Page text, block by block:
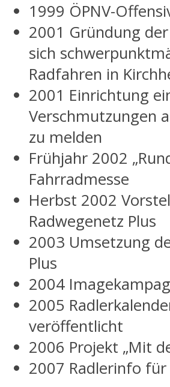
1999 ÖPNV-
2001 Gründung
sich
Radfahren in
2001 Einrichtung
Verschmutzungen
zu melden
Frühjahr 2002
Fahrradmesse
Herbst 2002
Radwegenetz Plus
2003 Umsetzung
Plus
2004
2005
veröffentlicht
2006 Projekt „Mit
2007 Radlerinfo